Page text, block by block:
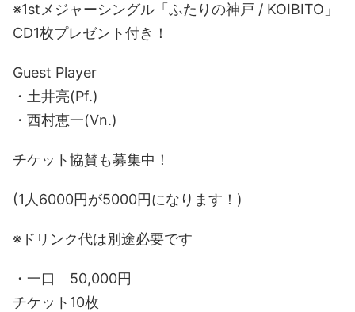
※1stメジャーシングル「ふたりの神戸 / KOIBITO」
CD1枚プレゼント付き！
Guest Player
・土井亮(Pf.)
・西村恵一(Vn.)
チケット協賛も募集中！
(1人6000円が5000円になります！)
※ドリンク代は別途必要です
・一口 50,000円
チケット10枚